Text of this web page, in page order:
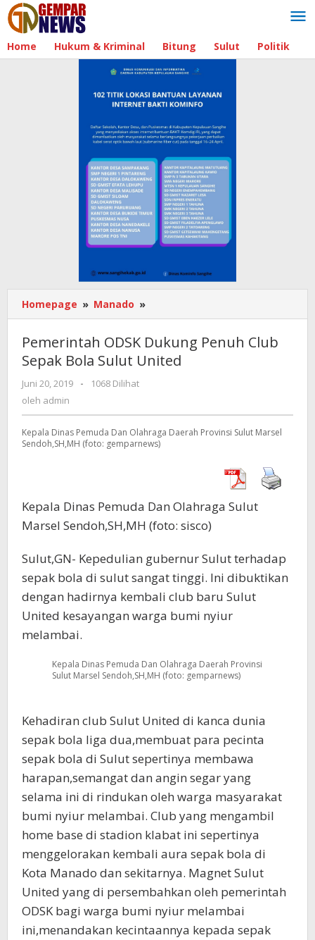
Lewati
ke
konten
Home Hukum & Kriminal Bitung Sulut Politik
Homepage » Manado »
ODSK
Penuh
Club
Pemerintah ODSK Dukung Penuh Club
Sepak Bola Sulut United
Juni 20, 2019
oleh
-
1068 Dilihat
oleh admin
Kepala Dinas Pemuda Dan Olahraga Daerah Provinsi Sulut Marsel
Sendoh,SH,MH (foto: gemparnews)
Kepala Dinas Pemuda Dan Olahraga Sulut
Marsel Sendoh,SH,MH (foto: sisco)
Sulut,GN- Kepedulian gubernur Sulut terhadap
sepak bola di sulut sangat tinggi. Ini dibuktikan
dengan hadirnya kembali club baru Sulut
United kesayangan warga bumi nyiur
melambai.
Kepala Dinas Pemuda Dan Olahraga Daerah Provinsi
Sulut Marsel Sendoh,SH,MH (foto: gemparnews)
Kehadiran club Sulut United di kanca dunia
sepak bola liga dua,membuat para pecinta
sepak bola di Sulut sepertinya membawa
harapan,semangat dan angin segar yang
selama ini di rindukan oleh warga masyarakat
bumi nyiur melambai. Club yang mengambil
home base di stadion klabat ini sepertinya
menggelorakan kembali aura sepak bola di
Kota Manado dan sekitarnya. Magnet Sulut
United yang di persembahkan oleh pemerintah
ODSK bagi warga bumi nyiur melambai
ini,menandakan kecintaannya kepada sepak